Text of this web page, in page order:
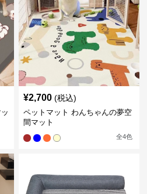
¥2,700 (税込)
ペットマット わんちゃんの夢空
間マット
全4色